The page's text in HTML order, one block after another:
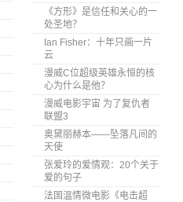
《方形》是信任和关心的一
处圣地？
Ian Fisher：十年只画一片
云
漫威C位超级英雄永恒的核
心为什么是他？
漫威电影宇宙 为了复仇者
联盟3
奥黛丽赫本——坠落凡间的
天使
张爱玲的爱情观：20个关于
爱的句子
法国温情微电影《电击超